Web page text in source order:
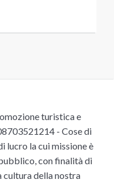
turistica e
- Cose di
lucro la cui missione è
con finalità di
cultura della nostra